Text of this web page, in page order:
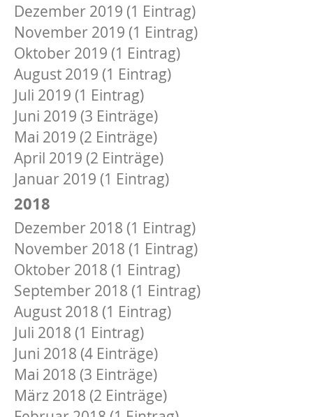
Dezember 2019 (1 Eintrag)
November 2019 (1 Eintrag)
Oktober 2019 (1 Eintrag)
August 2019 (1 Eintrag)
Juli 2019 (1 Eintrag)
Juni 2019 (3 Einträge)
Mai 2019 (2 Einträge)
April 2019 (2 Einträge)
Januar 2019 (1 Eintrag)
2018
Dezember 2018 (1 Eintrag)
November 2018 (1 Eintrag)
Oktober 2018 (1 Eintrag)
September 2018 (1 Eintrag)
August 2018 (1 Eintrag)
Juli 2018 (1 Eintrag)
Juni 2018 (4 Einträge)
Mai 2018 (3 Einträge)
März 2018 (2 Einträge)